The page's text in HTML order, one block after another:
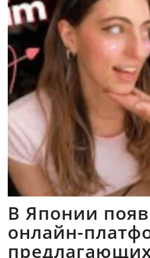
В Японии
онлайн-